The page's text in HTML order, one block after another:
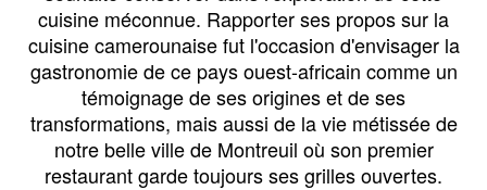
cuisine méconnue. Rapporter ses propos sur la
cuisine camerounaise fut l'occasion d'envisager la
gastronomie de ce pays ouest-africain comme un
témoignage de ses origines et de ses
transformations, mais aussi de la vie métissée de
notre belle ville de Montreuil où son premier
restaurant garde toujours ses grilles ouvertes.